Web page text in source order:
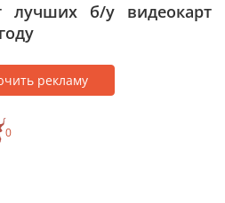
лучших б/у видеокарт
рекламу
0